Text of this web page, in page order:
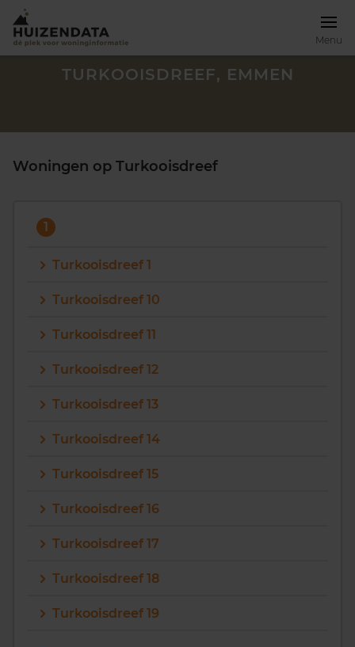
Menu
Maandag t/m vrijdag - 08:00 -18:00
TURKOOISDREEF, EMMEN
Woningen op Turkooisdreef
1
Turkooisdreef 1
Turkooisdreef 10
Turkooisdreef 11
Turkooisdreef 12
Turkooisdreef 13
Turkooisdreef 14
Turkooisdreef 15
Turkooisdreef 16
Turkooisdreef 17
Turkooisdreef 18
Turkooisdreef 19